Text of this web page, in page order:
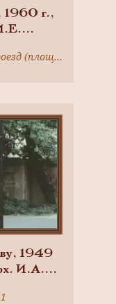
1960 г.,
г. Москва, Новолужнецкий проезд (площадь перед центральным входом в
1949
И.А.